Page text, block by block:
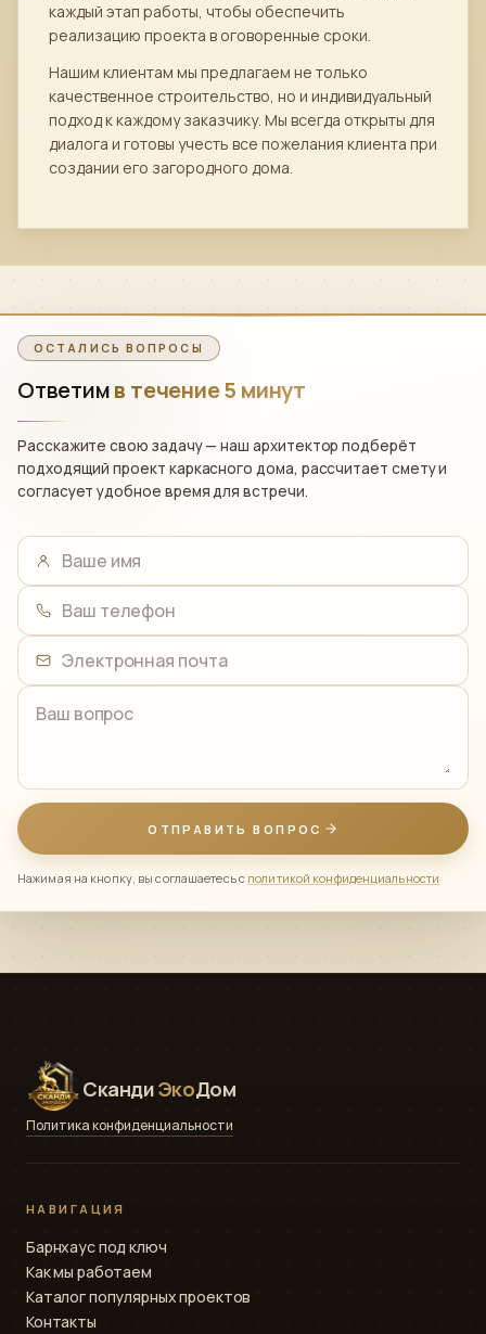
каждый этап работы, чтобы обеспечить
реализацию проекта в оговоренные сроки.
Нашим клиентам мы предлагаем не только
качественное строительство, но и индивидуальный
подход к каждому заказчику. Мы всегда открыты для
диалога и готовы учесть все пожелания клиента при
создании его загородного дома.
ОСТАЛИСЬ ВОПРОСЫ
Ответимв течение 5 минут
Расскажите свою задачу — наш архитектор подберёт
подходящий проект каркасного дома, рассчитает смету и
согласует удобное время для встречи.
Ваше имя
Ваш телефон
Электронная почта
Ваш вопрос
ОТПРАВИТЬ ВОПРОС
Нажимая на кнопку, вы соглашаетесь с политикой конфиденциальности
СкандиЭкоДом
Политика конфиденциальности
НАВИГАЦИЯ
Барнхаус под ключ
Как мы работаем
Каталог популярных проектов
Контакты